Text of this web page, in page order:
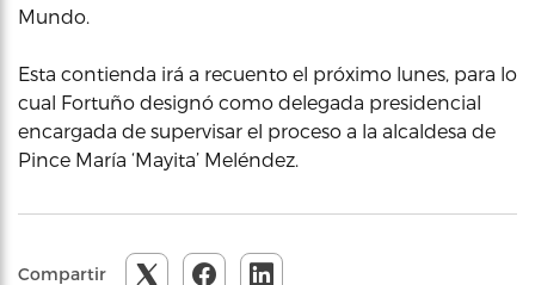
Mundo.
Esta contienda irá a recuento el próximo lunes, para lo
cual Fortuño designó como delegada presidencial
encargada de supervisar el proceso a la alcaldesa de
Pince María ‘Mayita’ Meléndez.
Compartir